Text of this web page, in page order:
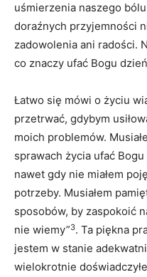
uśmierzenia naszego
doraźnych przyjemności
zadowolenia ani radości.
co znaczy ufać Bogu
Łatwo się mówi o życiu
przetrwać, gdybym
moich problemów.
sprawach życia ufać
nawet gdy nie miałem
potrzeby. Musiałem
sposobów, by zaspokoić
nie wiemy”3. Ta piękna
jestem w stanie
wielokrotnie